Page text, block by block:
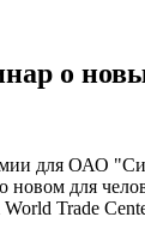
о
для ОАО
для
Trade